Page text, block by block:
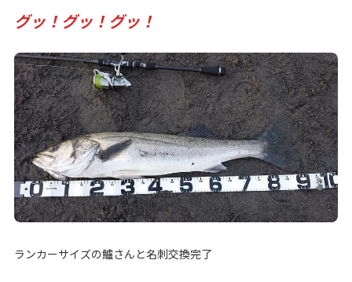
グッ！グッ！グッ！
ランカーサイズの鱸さんと名刺交換完了